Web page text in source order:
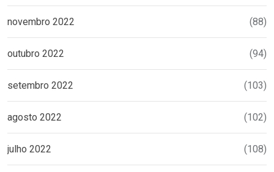
novembro 2022 (88)
outubro 2022 (94)
setembro 2022 (103)
agosto 2022 (102)
julho 2022 (108)